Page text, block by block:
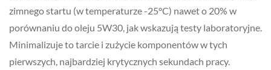
zimnego startu (w temperaturze -25°C) nawet o 20% w
porównaniu do oleju 5W30, jak wskazują testy laboratoryjne.
Minimalizuje to tarcie i zużycie komponentów w tych
pierwszych, najbardziej krytycznych sekundach pracy.